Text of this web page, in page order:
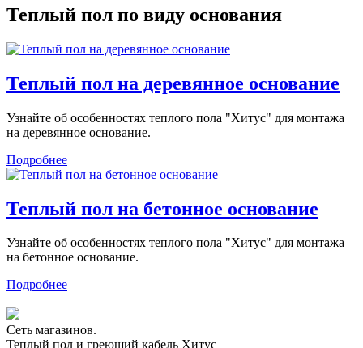
Теплый пол по виду основания
Теплый пол на деревянное основание
Узнайте об особенностях теплого пола "Хитус" для монтажа
на деревянное основание.
Подробнее
Теплый пол на бетонное основание
Узнайте об особенностях теплого пола "Хитус" для монтажа
на бетонное основание.
Подробнее
Сеть магазинов.
Теплый пол и греющий кабель Хитус